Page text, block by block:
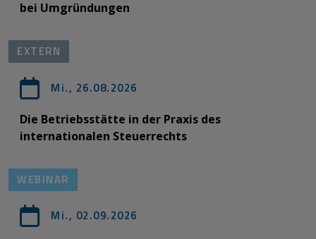
bei Umgründungen
EXTERN
Mi., 26.08.2026
Die Betriebsstätte in der Praxis des
internationalen Steuerrechts
WEBINAR
Mi., 02.09.2026